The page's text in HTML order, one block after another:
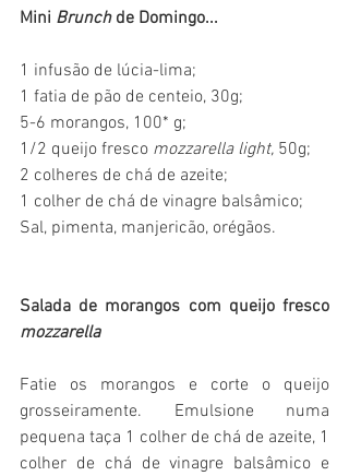
Mini Brunch de Domingo...
1 infusão de lúcia-lima;
1 fatia de pão de centeio, 30g;
5-6 morangos, 100* g;
1/2 queijo fresco mozzarella light, 50g;
2 colheres de chá de azeite;
1 colher de chá de vinagre balsâmico;
Sal, pimenta, manjericão, orégãos.
mozzarella
Fatie os morangos e corte o queijo
grosseiramente. Emulsione numa
pequena taça 1 colher de chá de azeite, 1
colher de chá de vinagre balsâmico e